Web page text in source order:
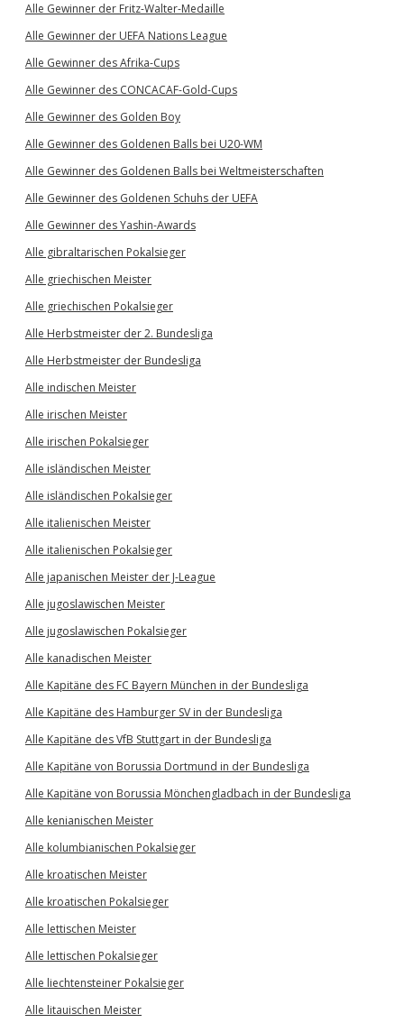
Alle Gewinner der Fritz-Walter-Medaille
Alle Gewinner der UEFA Nations League
Alle Gewinner des Afrika-Cups
Alle Gewinner des CONCACAF-Gold-Cups
Alle Gewinner des Golden Boy
Alle Gewinner des Goldenen Balls bei U20-WM
Alle Gewinner des Goldenen Balls bei Weltmeisterschaften
Alle Gewinner des Goldenen Schuhs der UEFA
Alle Gewinner des Yashin-Awards
Alle gibraltarischen Pokalsieger
Alle griechischen Meister
Alle griechischen Pokalsieger
Alle Herbstmeister der 2. Bundesliga
Alle Herbstmeister der Bundesliga
Alle indischen Meister
Alle irischen Meister
Alle irischen Pokalsieger
Alle isländischen Meister
Alle isländischen Pokalsieger
Alle italienischen Meister
Alle italienischen Pokalsieger
Alle japanischen Meister der J-League
Alle jugoslawischen Meister
Alle jugoslawischen Pokalsieger
Alle kanadischen Meister
Alle Kapitäne des FC Bayern München in der Bundesliga
Alle Kapitäne des Hamburger SV in der Bundesliga
Alle Kapitäne des VfB Stuttgart in der Bundesliga
Alle Kapitäne von Borussia Dortmund in der Bundesliga
Alle Kapitäne von Borussia Mönchengladbach in der Bundesliga
Alle kenianischen Meister
Alle kolumbianischen Pokalsieger
Alle kroatischen Meister
Alle kroatischen Pokalsieger
Alle lettischen Meister
Alle lettischen Pokalsieger
Alle liechtensteiner Pokalsieger
Alle litauischen Meister